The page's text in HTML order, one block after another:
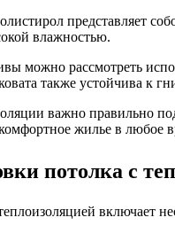
представляет
влажностью.
можно рассмотреть
также устойчива к
важно правильно
жилье в любое
потолка с
включает